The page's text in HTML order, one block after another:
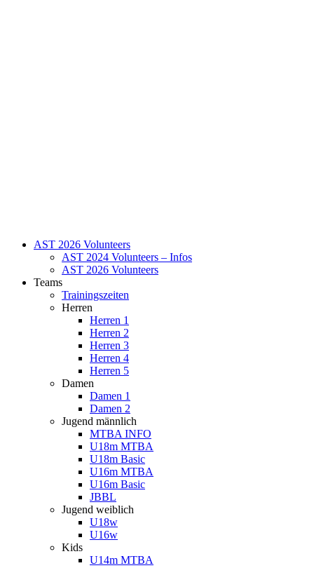
AST 2026 Volunteers
AST 2024 Volunteers – Infos
AST 2026 Volunteers
Teams
Trainingszeiten
Herren
Herren 1
Herren 2
Herren 3
Herren 4
Herren 5
Damen
Damen 1
Damen 2
Jugend männlich
MTBA INFO
U18m MTBA
U18m Basic
U16m MTBA
U16m Basic
JBBL
Jugend weiblich
U18w
U16w
Kids
U14m MTBA